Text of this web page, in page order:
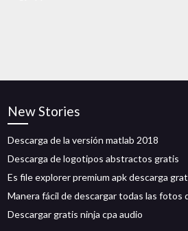
New Stories
Descarga de la versión matlab 2018
Descarga de logotipos abstractos gratis
Es file explorer premium apk descarga
Manera fácil de descargar todas las fotos
Descargar gratis ninja cpa audio